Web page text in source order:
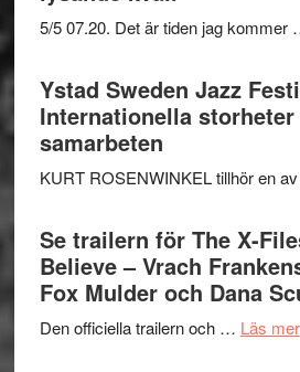
5/5 07.20. Det är tiden jag kommer
Ystad Sweden Jazz
Internationella storheter
samarbeten
KURT ROSENWINKEL tillhör en
Se trailern för The X-
Believe – Vrach
Fox Mulder och Dana
Den officiella trailern och … Läs mer